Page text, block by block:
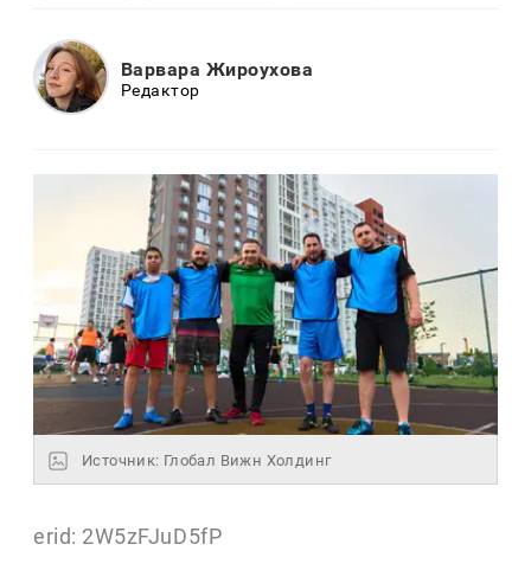
Варвара Жироухова
Редактор
Источник: Глобал Вижн Холдинг
erid: 2W5zFJuD5fP